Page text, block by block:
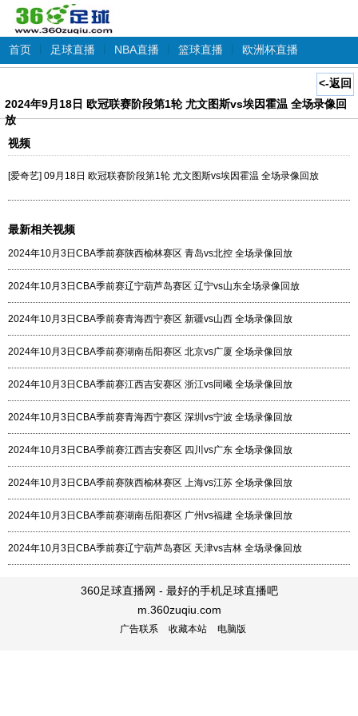
首页 足球直播 NBA直播 篮球直播 欧洲杯直播
<-返回
2024年9月18日 欧冠联赛阶段第1轮 尤文图斯vs埃因霍温 全场录像回
放
视频
[爱奇艺] 09月18日 欧冠联赛阶段第1轮 尤文图斯vs埃因霍温 全场录像回放
最新相关视频
2024年10月3日CBA季前赛陕西榆林赛区 青岛vs北控 全场录像回放
2024年10月3日CBA季前赛辽宁葫芦岛赛区 辽宁vs山东全场录像回放
2024年10月3日CBA季前赛青海西宁赛区 新疆vs山西 全场录像回放
2024年10月3日CBA季前赛湖南岳阳赛区 北京vs广厦 全场录像回放
2024年10月3日CBA季前赛江西吉安赛区 浙江vs同曦 全场录像回放
2024年10月3日CBA季前赛青海西宁赛区 深圳vs宁波 全场录像回放
2024年10月3日CBA季前赛江西吉安赛区 四川vs广东 全场录像回放
2024年10月3日CBA季前赛陕西榆林赛区 上海vs江苏 全场录像回放
2024年10月3日CBA季前赛湖南岳阳赛区 广州vs福建 全场录像回放
2024年10月3日CBA季前赛辽宁葫芦岛赛区 天津vs吉林 全场录像回放
360足球直播网 - 最好的手机足球直播吧
m.360zuqiu.com
广告联系 收藏本站 电脑版